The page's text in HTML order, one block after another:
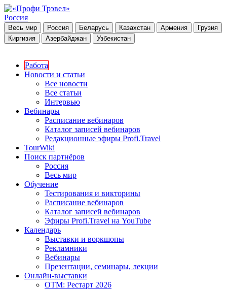
Россия
Весь мир Россия Беларусь Казахстан Армения
Грузия
Киргизия
Азербайджан Узбекистан
Работа
Новости и статьи
Все новости
Все статьи
Интервью
Вебинары
Расписание вебинаров
Каталог записей вебинаров
Редакционные эфиры Profi.Travel
TourWiki
Поиск партнёров
Россия
Весь мир
Обучение
Тестирования и викторины
Расписание вебинаров
Каталог записей вебинаров
Эфиры Profi.Travel на YouTube
Календарь
Выставки и воркшопы
Рекламники
Вебинары
Презентации, семинары, лекции
Онлайн-выставки
OTM: Рестарт 2026